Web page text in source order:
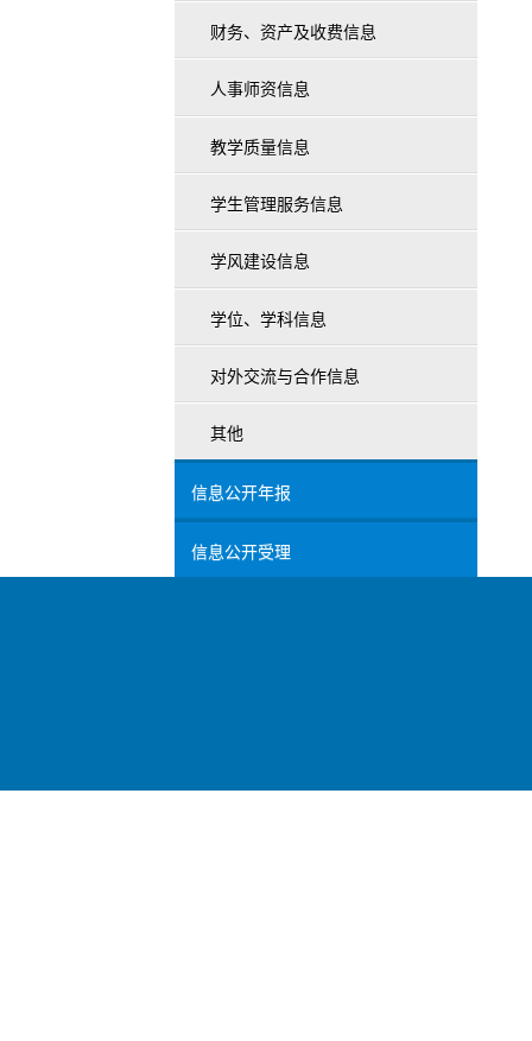
财务、资产及收费信息
人事师资信息
教学质量信息
学生管理服务信息
学风建设信息
学位、学科信息
对外交流与合作信息
其他
信息公开年报
信息公开受理